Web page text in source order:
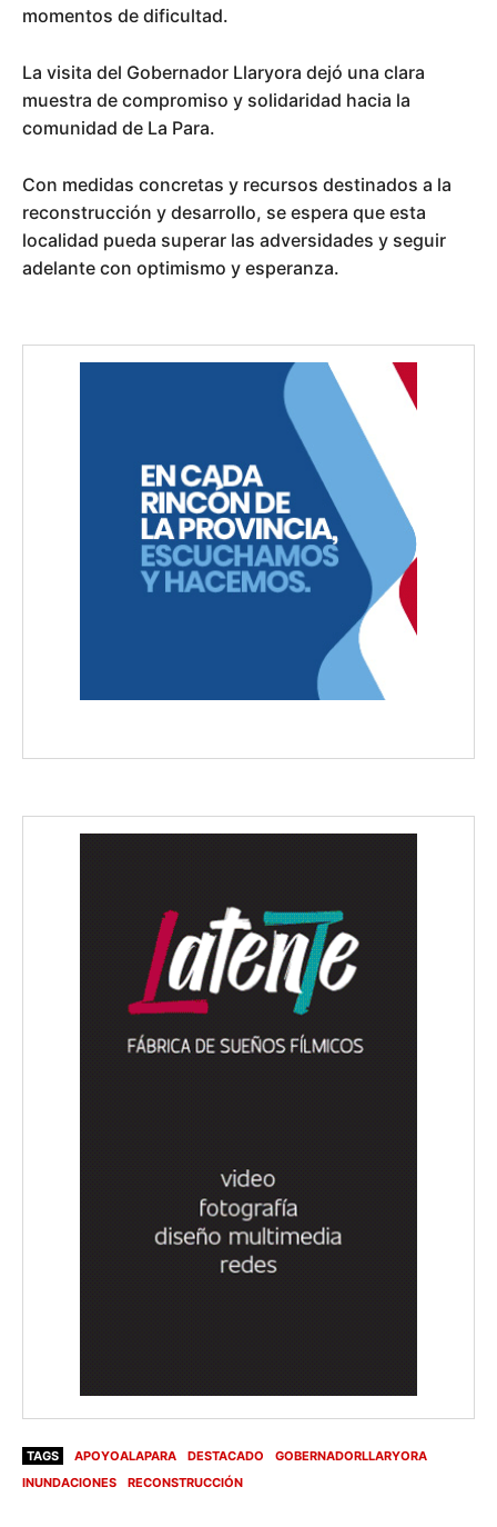
momentos de dificultad.
La visita del Gobernador Llaryora dejó una clara
muestra de compromiso y solidaridad hacia la
comunidad de La Para.
Con medidas concretas y recursos destinados a la
reconstrucción y desarrollo, se espera que esta
localidad pueda superar las adversidades y seguir
adelante con optimismo y esperanza.
TAGS APOYOALAPARA DESTACADO
GOBERNADORLLARYORA
INUNDACIONES
RECONSTRUCCIÓN